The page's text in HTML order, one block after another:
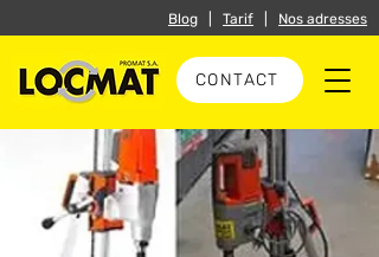
CONTACT
Blog Tarif Nos adresses